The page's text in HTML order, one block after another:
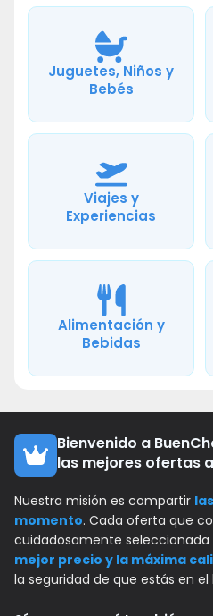
Juguetes, Niños y
Bebés
Viajes y
Experiencias
Alimentación y
Bebidas
Bienvenido a
las mejores ofertas
Nuestra misión es compartir
momento. Cada oferta que
cuidadosamente seleccionada
mejor precio y la máxima
la seguridad de que estás en